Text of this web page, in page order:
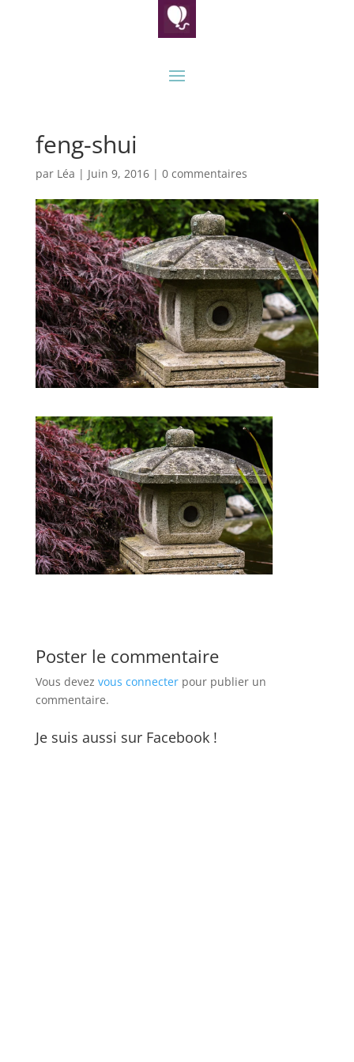
feng-shui
par Léa | Juin 9, 2016| 0 commentaires
Poster le commentaire
Vous devez vous connecterpour publier un
commentaire.
Je suis aussi sur Facebook !